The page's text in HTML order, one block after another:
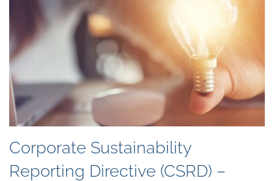
Corporate Sustainability
Reporting Directive (CSRD) –